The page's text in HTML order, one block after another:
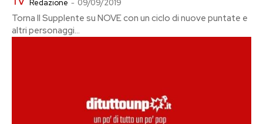
Redazione - 09/09/2019
Torna Il Supplente su NOVE con un ciclo di nuove puntate e
altri personaggi...